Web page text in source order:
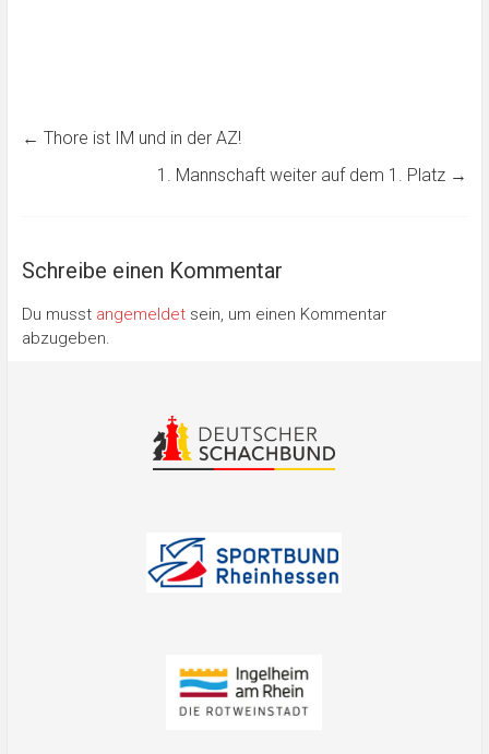
← Thore ist IM und in der AZ!
1. Mannschaft weiter auf dem 1. Platz →
Schreibe einen Kommentar
Du musst angemeldetsein, um einen Kommentar
abzugeben.